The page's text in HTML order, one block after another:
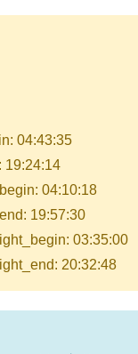
04:43:35
19:24:14
04:10:18
19:57:30
03:35:00
20:32:48